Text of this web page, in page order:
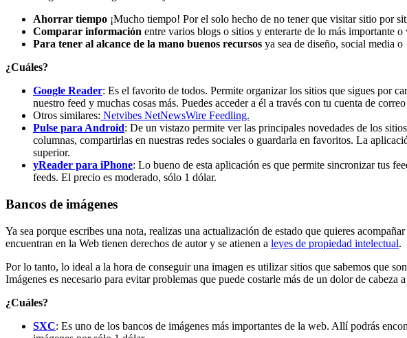
Ahorrar tiempo ¡Mucho tiempo! Por el solo hecho de no tener que visitar sitio por
Comparar información entre varios blogs o sitios y enterarte de lo más importante
Para tener al alcance de la mano buenos recursos ya sea de diseño, social media
¿Cuáles?
Google Reader: Es el favorito de todos. Permite organizar los sitios que sigues por
nuestro feed y muchas cosas más. Puedes acceder a él a través con tu cuenta de
Otros similares: Netvibes NetNewsWire Feedling.
Pulse para Android: De un vistazo permite ver las principales novedades de los
columnas, compartirlas en nuestras redes sociales o guardarla en favoritos. La
superior.
yReader para iPhone: Lo bueno de esta aplicación es que permite sincronizar tus
feeds. El precio es moderado, sólo 1 dólar.
Bancos de imágenes
Ya sea porque escribes una nota, realizas una actualización de estado que quieres
encuentran en la Web tienen derechos de autor y se atienen a leyes de propiedad intelectual.
Por lo tanto, lo ideal a la hora de conseguir una imagen es utilizar sitios que sabemos que
Imágenes es necesario para evitar problemas que puede costarle más de un dolor de cabeza
¿Cuáles?
SXC: Es uno de los bancos de imágenes más importantes de la web. Allí podrás